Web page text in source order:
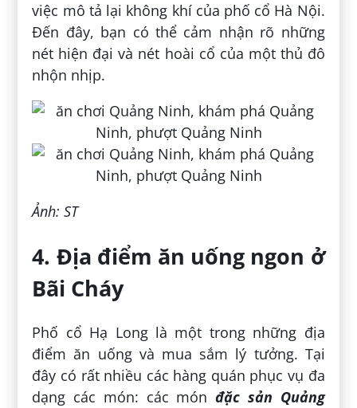
việc mô tả lại không khí của phố cổ Hà Nội.
Đến đây, bạn có thể cảm nhận rõ những
nét hiện đại và nét hoài cổ của một thủ đô
nhộn nhịp.
Ảnh: ST
4. Địa điểm ăn uống ngon ở
Bãi Cháy
Phố cổ Hạ Long là một trong những địa
điểm ăn uống và mua sắm lý tưởng. Tại
đây có rất nhiều các hàng quán phục vụ đa
dạng các món: các mónđặc sản Quảng